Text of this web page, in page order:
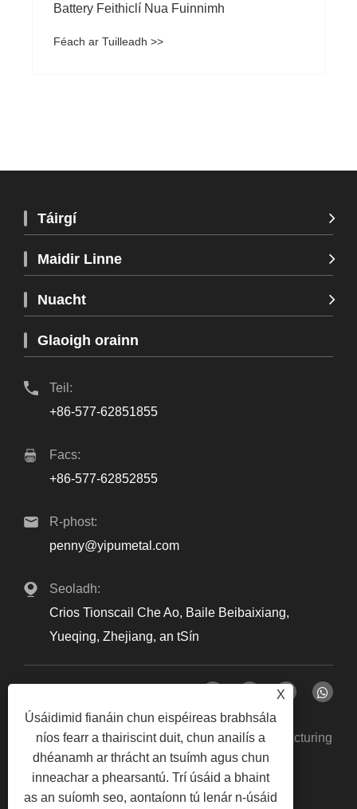
Battery Feithiclí Nua Fuinnimh
Féach ar Tuilleadh >>
Táirgí
Maidir Linne
Nuacht
Glaoigh orainn
Teil:
+86-577-62851855
Facs:
+86-577-62852855
R-phost:
penny@yipumetal.com
Seoladh:
Crios Tionscail Che Ao, Baile Beibaixiang,
Yueqing, Zhejiang, an tSín
Cóipcheart © 2024 Zhejiang Yipu Metal Manufacturing
Co., Ltd. Gach ceart ar cosaint.
Links
| Sitemap | RSS | XML | Beartas
X
Úsáidimid fianáin chun eispéireas brabhsála
níos fearr a thairiscint duit, chun anailís a
dhéanamh ar thrácht an tsuímh agus chun
inneachar a phearsantú. Trí úsáid a bhaint
as an suíomh seo, aontaíonn tú lenár n-úsáid